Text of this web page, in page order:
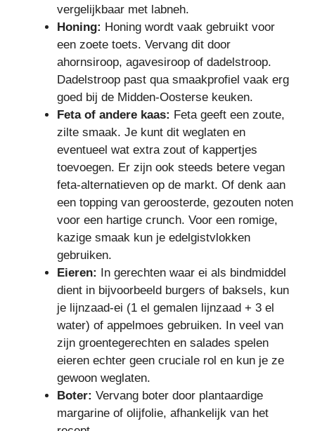
vergelijkbaar met labneh.
Honing: Honing wordt vaak gebruikt voor
een zoete toets. Vervang dit door
ahornsiroop, agavesiroop of dadelstroop.
Dadelstroop past qua smaakprofiel vaak erg
goed bij de Midden-Oosterse keuken.
Feta of andere kaas: Feta geeft een zoute,
zilte smaak. Je kunt dit weglaten en
eventueel wat extra zout of kappertjes
toevoegen. Er zijn ook steeds betere vegan
feta-alternatieven op de markt. Of denk aan
een topping van geroosterde, gezouten noten
voor een hartige crunch. Voor een romige,
kazige smaak kun je edelgistvlokken
gebruiken.
Eieren: In gerechten waar ei als bindmiddel
dient in bijvoorbeeld burgers of baksels, kun
je lijnzaad-ei (1 el gemalen lijnzaad + 3 el
water) of appelmoes gebruiken. In veel van
zijn groentegerechten en salades spelen
eieren echter geen cruciale rol en kun je ze
gewoon weglaten.
Boter: Vervang boter door plantaardige
margarine of olijfolie, afhankelijk van het